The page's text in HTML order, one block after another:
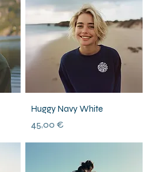
Huggy Navy White
Prix
45,00 €